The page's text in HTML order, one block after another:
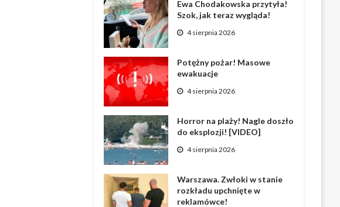
Ewa Chodakowska przytyła!
Szok, jak teraz wygląda!
4 sierpnia 2026
Potężny pożar! Masowe
ewakuacje
4 sierpnia 2026
Horror na plaży! Nagle doszło
do eksplozji! [VIDEO]
4 sierpnia 2026
Warszawa. Zwłoki w stanie
rozkładu upchnięte w
reklamówce!